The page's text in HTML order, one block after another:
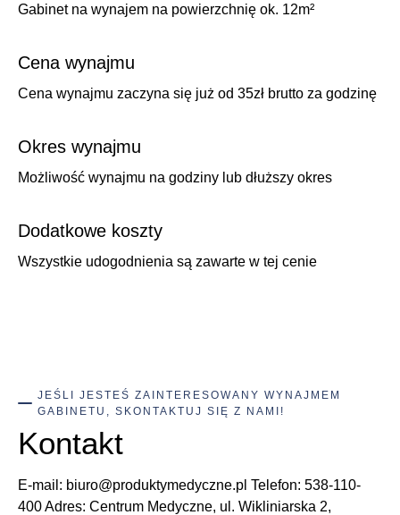
Gabinet na wynajem na powierzchnię ok. 12m²
Cena wynajmu
Cena wynajmu zaczyna się już od 35zł brutto za godzinę
Okres wynajmu
Możliwość wynajmu na godziny lub dłuższy okres
Dodatkowe koszty
Wszystkie udogodnienia są zawarte w tej cenie
JEŚLI JESTEŚ ZAINTERESOWANY WYNAJMEM
GABINETU, SKONTAKTUJ SIĘ Z NAMI!
Kontakt
E-mail: biuro@produktymedyczne.pl Telefon: 538-110-
400 Adres: Centrum Medyczne, ul. Wikliniarska 2,